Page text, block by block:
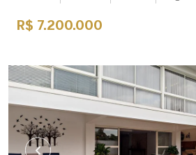
R$ 7.200.000